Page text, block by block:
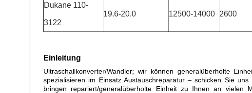
Dukane 110-
3122
19.6-20.0 12500-14000 2600
Einleitung
Ultraschallkonverter/Wandler; wir können generalüberholte
spezialisieren im Einsatz Austauschreparatur – schicken Sie
bringen repariert/generalüberholte Einheit zu Ihnen an